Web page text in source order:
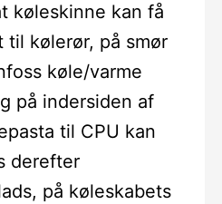
køleskinne kan få
kølerør, på smør
køle/varme
på indersiden af
til CPU kan
derefter
på køleskabets